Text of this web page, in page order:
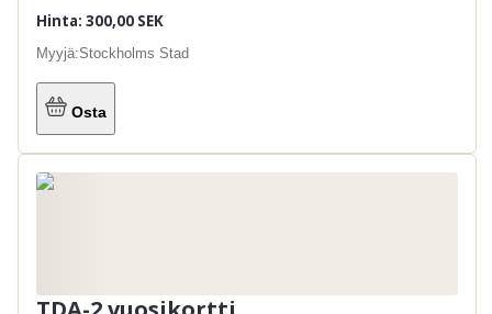
Hinta: 300,00 SEK
Myyjä:Stockholms Stad
Osta